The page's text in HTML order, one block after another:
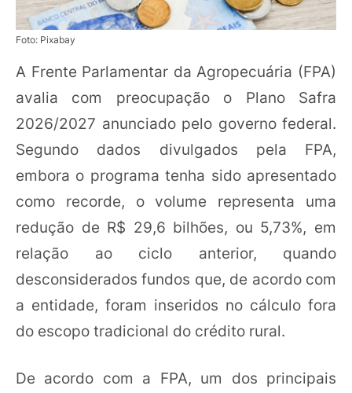
Foto: Pixabay
A Frente Parlamentar da Agropecuária (FPA)
avalia com preocupação o Plano Safra
2026/2027 anunciado pelo governo federal.
Segundo dados divulgados pela FPA,
embora o programa tenha sido apresentado
como recorde, o volume representa uma
redução de R$ 29,6 bilhões, ou 5,73%, em
relação ao ciclo anterior, quando
desconsiderados fundos que, de acordo com
a entidade, foram inseridos no cálculo fora
do escopo tradicional do crédito rural.
De acordo com a FPA, um dos principais